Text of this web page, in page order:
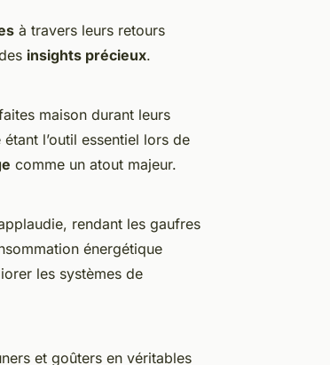
à travers leurs retours
insights précieux.
maison durant leurs
l’outil essentiel lors de
comme un atout majeur.
rendant les gaufres
énergétique
les systèmes de
et goûters en véritables